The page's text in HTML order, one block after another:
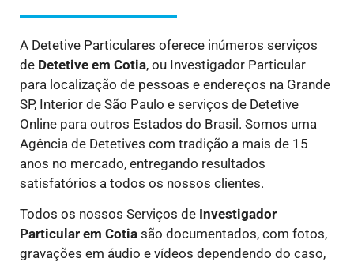
A Detetive Particulares oferece inúmeros serviços
de Detetive em Cotia, ou Investigador Particular
para localização de pessoas e endereços na Grande
SP, Interior de São Paulo e serviços de Detetive
Online para outros Estados do Brasil. Somos uma
Agência de Detetives com tradição a mais de 15
anos no mercado, entregando resultados
satisfatórios a todos os nossos clientes.
Todos os nossos Serviços de Investigador
Particular em Cotia são documentados, com fotos,
gravações em áudio e vídeos dependendo do caso,